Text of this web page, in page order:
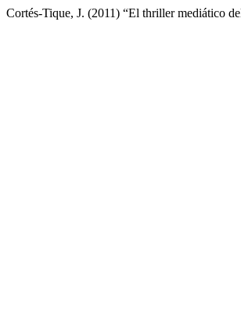
Cortés-Tique, J. (2011) “El thriller mediático